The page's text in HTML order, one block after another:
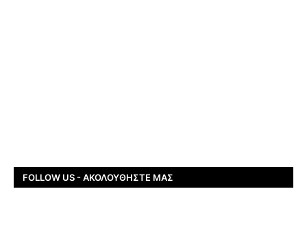
FOLLOW US - ΑΚΟΛΟΥΘΉΣΤΕ ΜΑΣ